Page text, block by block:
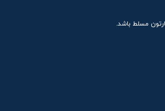
مسلط باشد.